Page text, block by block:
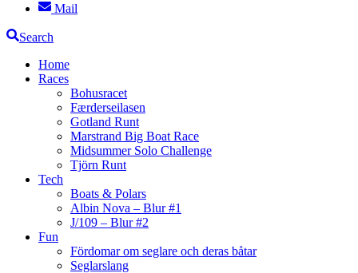
Mail
Search
Home
Races
Bohusracet
Færderseilasen
Gotland Runt
Marstrand Big Boat Race
Midsummer Solo Challenge
Tjörn Runt
Tech
Boats & Polars
Albin Nova – Blur #1
J/109 – Blur #2
Fun
Fördomar om seglare och deras båtar
Seglarslang